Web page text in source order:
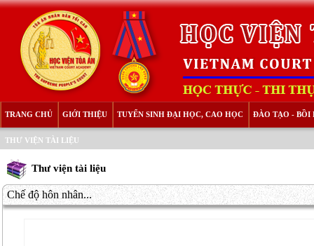
TRANG CHỦ GIỚI THIỆU TUYỂN SINH ĐẠI HỌC, CAO HỌC ĐÀO TẠO - BỒI
THƯ VIỆN TÀI LIỆU
Thư viện tài liệu
Chế độ hôn nhân...